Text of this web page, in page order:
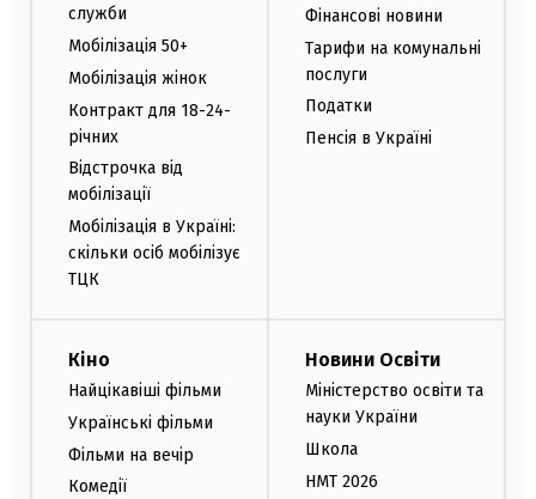
служби
Мобілізація 50+
Мобілізація жінок
Контракт для 18-24-
річних
Відстрочка від
мобілізації
Мобілізація в Україні:
скільки осіб мобілізує
ТЦК
Фінансові новини
Тарифи на комунальні
послуги
Податки
Пенсія в Україні
Кіно
Найцікавіші фільми
Українські фільми
Фільми на вечір
Комедії
Новини Освіти
Міністерство освіти та
науки України
Школа
НМТ 2026